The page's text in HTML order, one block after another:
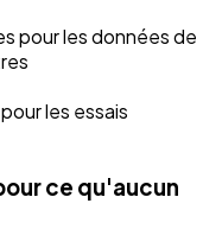
pour les données de
les essais
ce qu'aucun